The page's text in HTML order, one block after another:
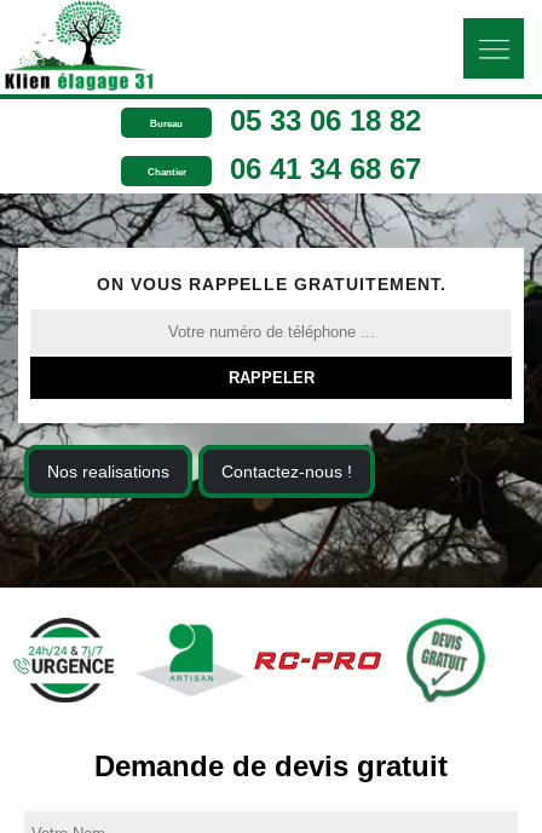
Bureau 05 33 06 18 82
Chantier 06 41 34 68 67
ON VOUS RAPPELLE GRATUITEMENT.
Nos realisations Contactez-nous !
Demande de devis gratuit